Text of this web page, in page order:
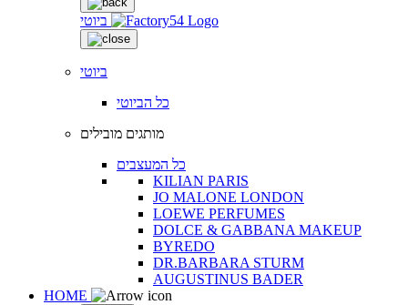
ביוטי
ביוטי
כל הביוטי
מותגים מובילים
כל המעצבים
KILIAN PARIS
JO MALONE LONDON
LOEWE PERFUMES
DOLCE & GABBANA MAKEUP
BYREDO
DR.BARBARA STURM
AUGUSTINUS BADER
HOME